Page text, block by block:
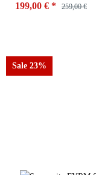
199,00 € * 259,00 €
Sale 23%